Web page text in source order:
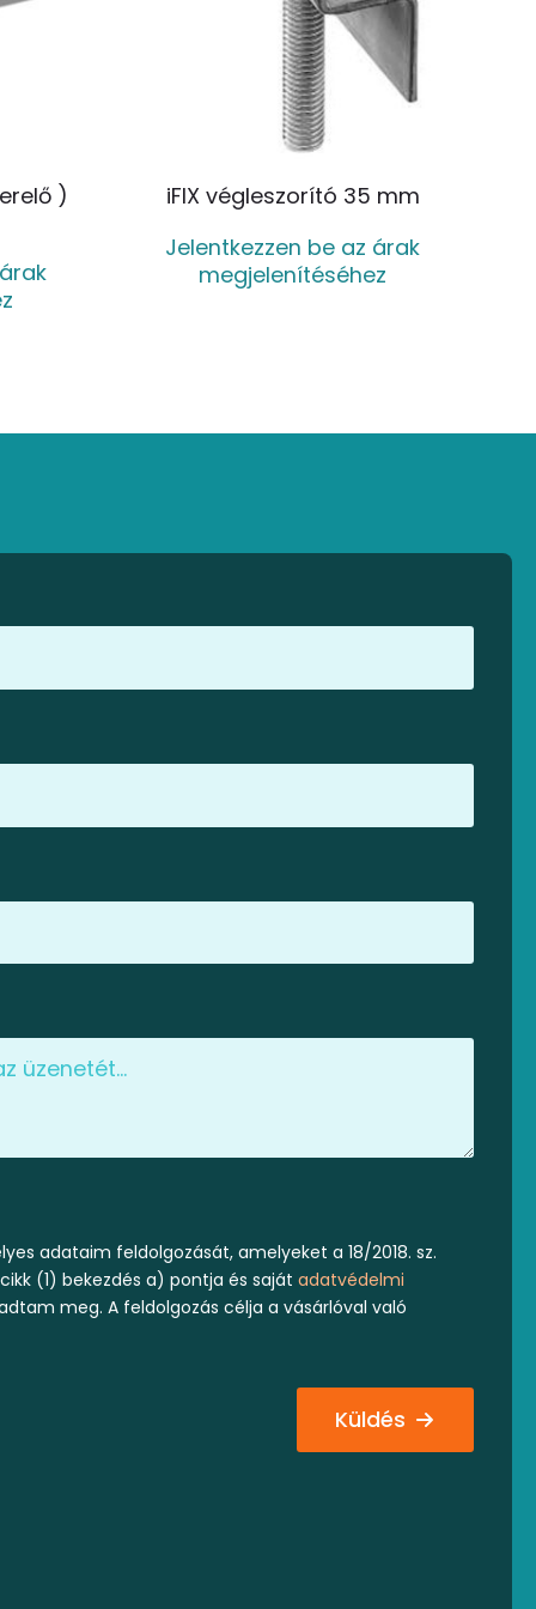
)
iFIX végleszorító 35 mm
Jelentkezzen be az árak
megjelenítéséhez
adataim feldolgozását, amelyeket a 18/2018. sz.
cikk (1) bekezdés a) pontja és sajátadatvédelmi
meg. A feldolgozás célja a vásárlóval való
Küldés